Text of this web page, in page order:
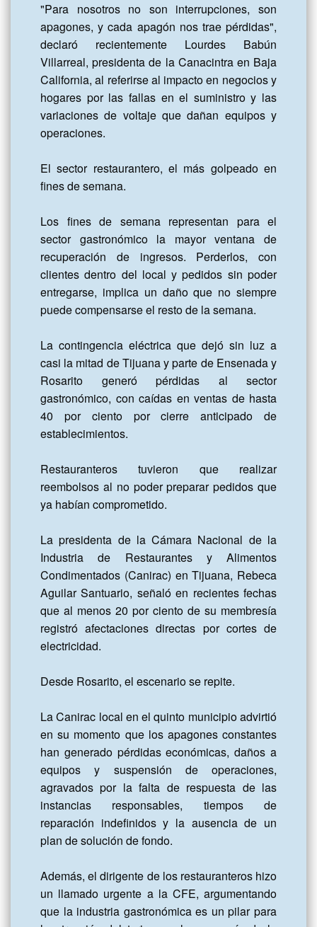
"Para nosotros no son interrupciones, son
apagones, y cada apagón nos trae pérdidas",
declaró recientemente Lourdes Babún
Villarreal, presidenta de la Canacintra en Baja
California, al referirse al impacto en negocios y
hogares por las fallas en el suministro y las
variaciones de voltaje que dañan equipos y
operaciones.
El sector restaurantero, el más golpeado en
fines de semana.
Los fines de semana representan para el
sector gastronómico la mayor ventana de
recuperación de ingresos. Perderlos, con
clientes dentro del local y pedidos sin poder
entregarse, implica un daño que no siempre
puede compensarse el resto de la semana.
La contingencia eléctrica que dejó sin luz a
casi la mitad de Tijuana y parte de Ensenada y
Rosarito generó pérdidas al sector
gastronómico, con caídas en ventas de hasta
40 por ciento por cierre anticipado de
establecimientos.
Restauranteros tuvieron que realizar
reembolsos al no poder preparar pedidos que
ya habían comprometido.
La presidenta de la Cámara Nacional de la
Industria de Restaurantes y Alimentos
Condimentados (Canirac) en Tijuana, Rebeca
Aguilar Santuario, señaló en recientes fechas
que al menos 20 por ciento de su membresía
registró afectaciones directas por cortes de
electricidad.
Desde Rosarito, el escenario se repite.
La Canirac local en el quinto municipio advirtió
en su momento que los apagones constantes
han generado pérdidas económicas, daños a
equipos y suspensión de operaciones,
agravados por la falta de respuesta de las
instancias responsables, tiempos de
reparación indefinidos y la ausencia de un
plan de solución de fondo.
Además, el dirigente de los restauranteros hizo
un llamado urgente a la CFE, argumentando
que la industria gastronómica es un pilar para